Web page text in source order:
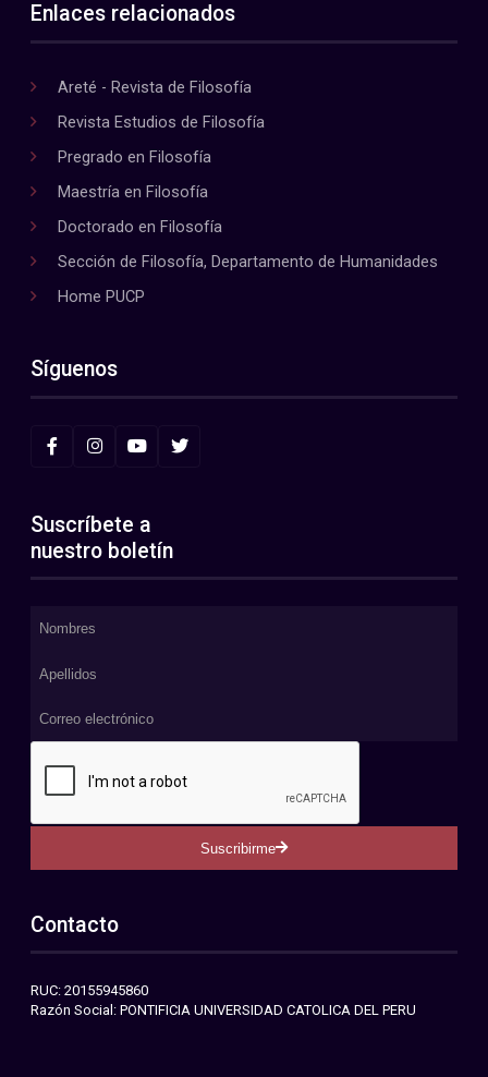
Enlaces relacionados
Areté - Revista de Filosofía
Revista Estudios de Filosofía
Pregrado en Filosofía
Maestría en Filosofía
Doctorado en Filosofía
Sección de Filosofía, Departamento de Humanidades
Home PUCP
Síguenos
Suscríbete a
nuestro boletín
Suscribirme
Contacto
RUC: 20155945860
Razón Social: PONTIFICIA UNIVERSIDAD CATOLICA DEL PERU